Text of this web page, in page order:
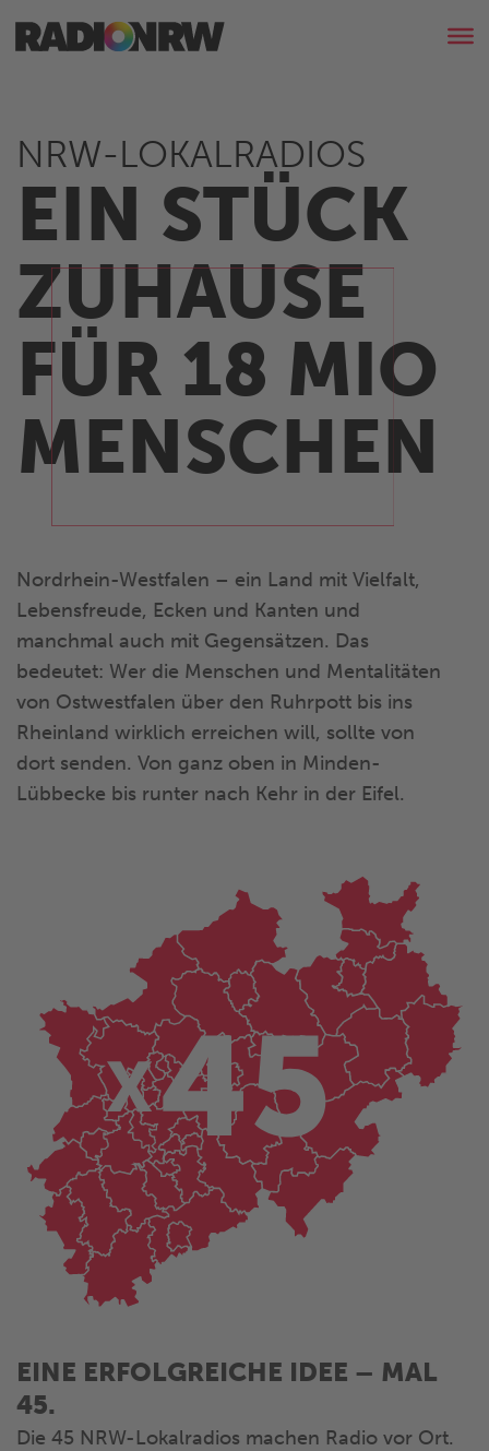
NRW-LOKALRADIOS
EIN STÜCK
ZUHAUSE
FÜR 18 MIO
MENSCHEN
Nordrhein-Westfalen – ein Land mit Vielfalt,
Lebensfreude, Ecken und Kanten und
manchmal auch mit Gegensätzen. Das
bedeutet: Wer die Menschen und Mentalitäten
von Ostwestfalen über den Ruhrpott bis ins
Rheinland wirklich erreichen will, sollte von
dort senden. Von ganz oben in Minden-
Lübbecke bis runter nach Kehr in der Eifel.
EINE ERFOLGREICHE IDEE – MAL
45.
Die 45 NRW-Lokalradios machen Radio vor Ort.